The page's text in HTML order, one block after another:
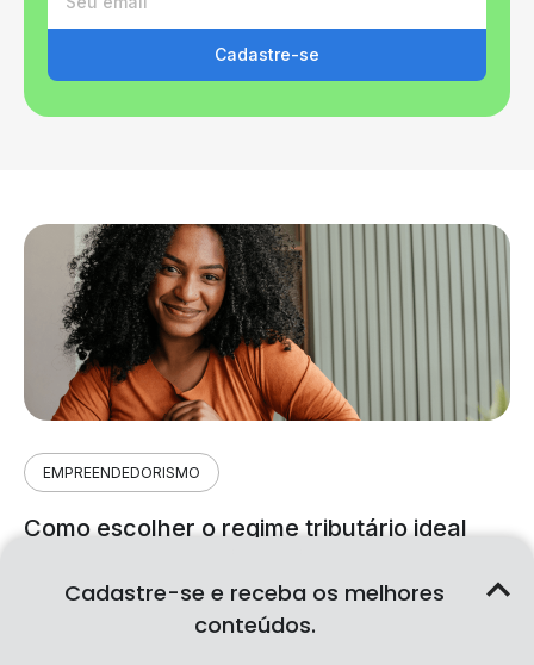
Cadastre-se e receba os melhores
conteúdos.
Cadastre-se
EMPREENDEDORISMO
Como escolher o regime tributário ideal
Lucro Presumido ou Lucro Real
7min 9s de leitura